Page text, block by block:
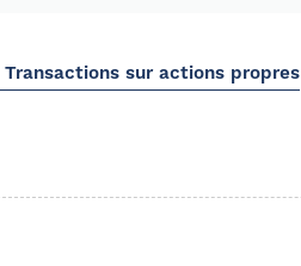
Transactions sur actions propres